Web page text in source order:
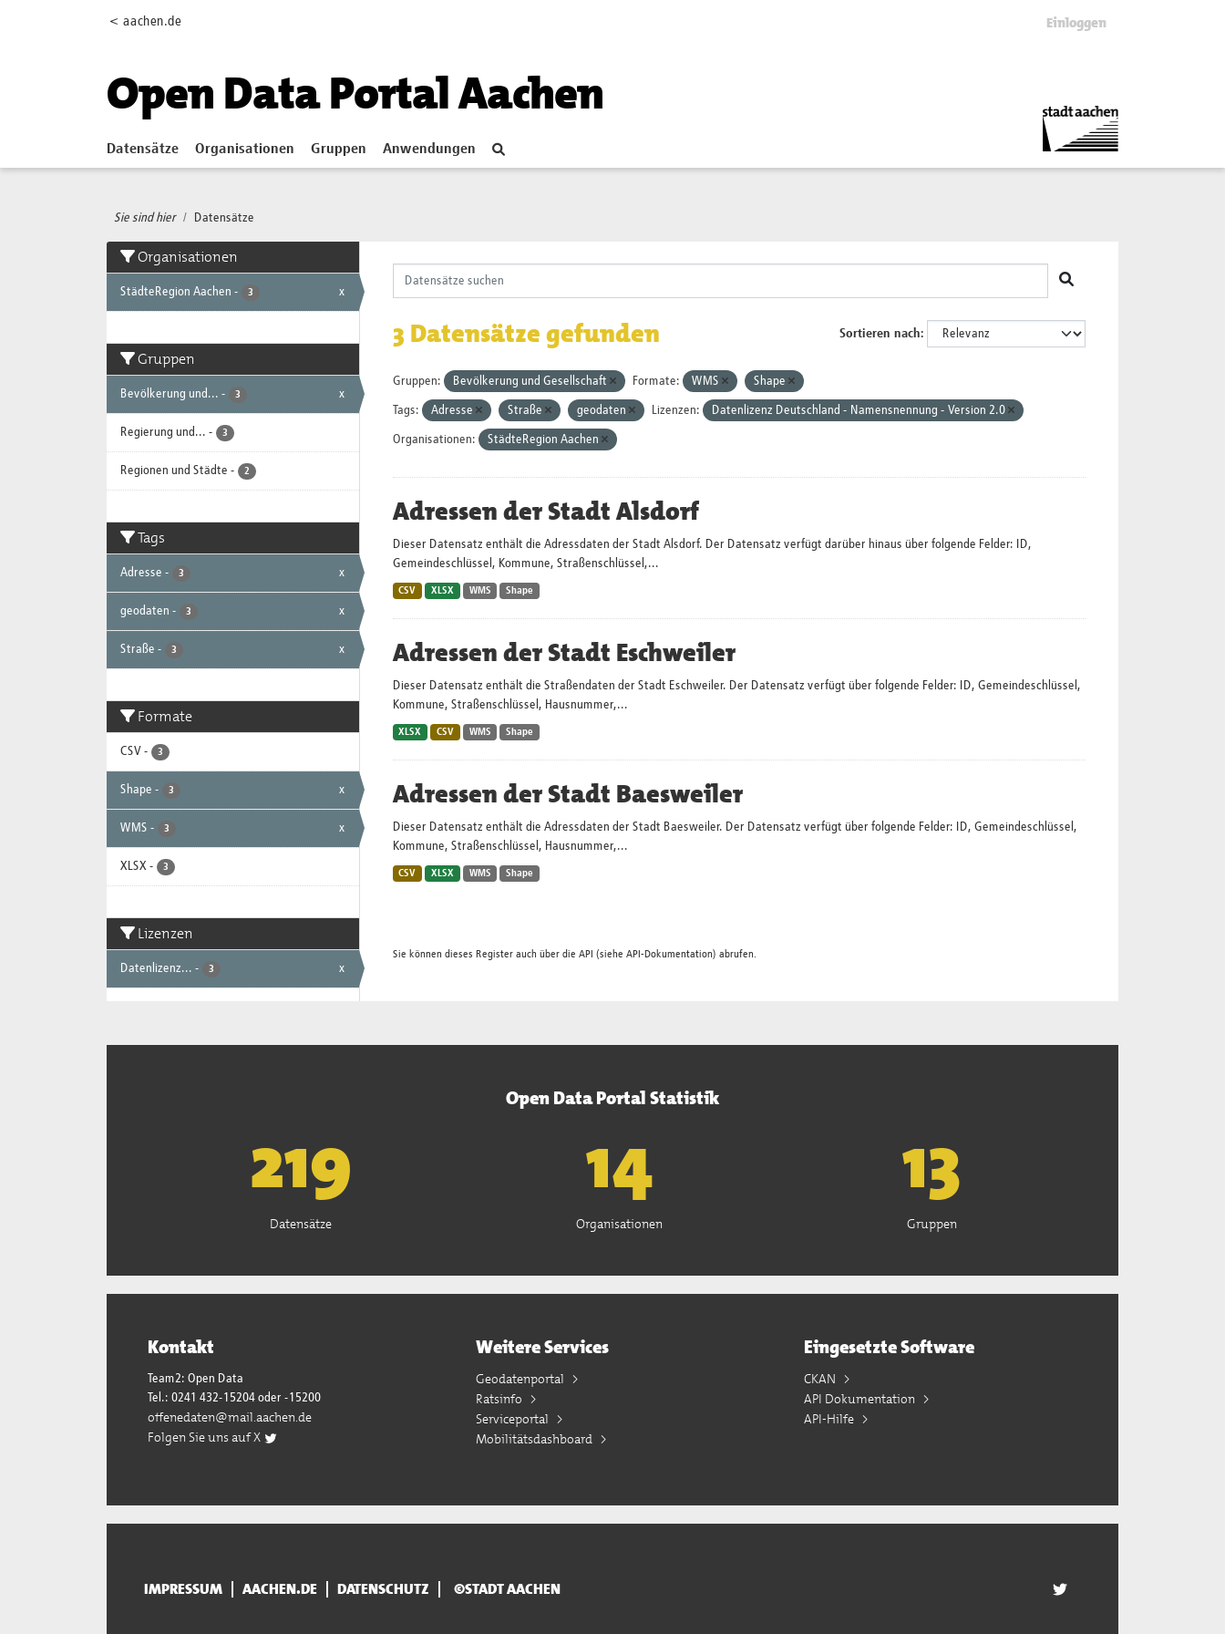
< aachen.de Einloggen
Open Data Portal Aachen
Datensätze Organisationen Gruppen Anwendungen
Sie sind hier Datensätze
Organisationen
StädteRegion Aachen - 3 x
Gruppen
Bevölkerung und... - 3 x
Regierung und... - 3
Regionen und Städte - 2
Tags
Adresse - 3 x
geodaten - 3 x
Straße - 3 x
Formate
CSV - 3
Shape - 3 x
WMS - 3 x
XLSX - 3
Lizenzen
Datenlizenz... - 3 x
Sortieren nach
3 Datensätze gefunden
Gruppen: Bevölkerung und Gesellschaft Formate: WMS Shape
Tags: Adresse Straße geodaten Lizenzen: Datenlizenz Deutschland - Namensnennung - Version 2.0
Organisationen: StädteRegion Aachen
Adressen der Stadt Alsdorf
Dieser Datensatz enthält die Adressdaten der Stadt Alsdorf. Der Datensatz verfügt darüber hinaus über folgende Felder: ID,
Gemeindeschlüssel, Kommune, Straßenschlüssel,...
CSV XLSX WMS Shape
Adressen der Stadt Eschweiler
Dieser Datensatz enthält die Straßendaten der Stadt Eschweiler. Der Datensatz verfügt über folgende Felder: ID, Gemeindeschlüssel,
Kommune, Straßenschlüssel, Hausnummer,...
XLSX CSV WMS Shape
Adressen der Stadt Baesweiler
Dieser Datensatz enthält die Adressdaten der Stadt Baesweiler. Der Datensatz verfügt über folgende Felder: ID, Gemeindeschlüssel,
Kommune, Straßenschlüssel, Hausnummer,...
CSV XLSX WMS Shape
Sie können dieses Register auch über die API (siehe API-Dokumentation) abrufen.
Open Data Portal Statistik
221
Datensätze
15
Organisationen
13
Gruppen
Kontakt
Team2: Open Data
Tel.: 0241 432-15204 oder -15200
offenedaten@mail.aachen.de
Folgen Sie uns auf X
Weitere Services
Geodatenportal
Ratsinfo
Serviceportal
Mobilitätsdashboard
Eingesetzte Software
CKAN
API Dokumentation
API-Hilfe
IMPRESSUM AACHEN.DE DATENSCHUTZ ©STADT AACHEN